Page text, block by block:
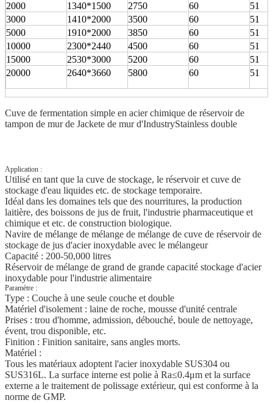
2000
1340*1500 2750 60
51
3000
1410*2000 3500 60
51
5000
1910*2000 3850 60
51
10000
2300*2440 4500 60
51
15000
2530*3000 5200 60
51
20000
2640*3660 5800 60 51
Cuve de fermentation simple en acier chimique de réservoir de
tampon de mur de Jackete de mur d'IndustryStainless double
Application :
Utilisé en tant que la cuve de stockage, le réservoir et cuve de
stockage d'eau liquides etc. de stockage temporaire.
Idéal dans les domaines tels que des nourritures, la production
laitière, des boissons de jus de fruit, l'industrie pharmaceutique et
chimique et etc. de construction biologique.
Navire de mélange de mélange de mélange de cuve de réservoir de
stockage de jus d'acier inoxydable avec le mélangeur
Capacité : 200-50,000 litres
Réservoir de mélange de grand de grande capacité stockage d'acier
inoxydable pour l'industrie alimentaire
Paramètre :
Type : Couche à une seule couche et double
Matériel d'isolement : laine de roche, mousse d'unité centrale
Prises : trou d'homme, admission, débouché, boule de nettoyage,
évent, trou disponible, etc.
Finition : Finition sanitaire, sans angles morts.
Matériel :
Tous les matériaux adoptent l'acier inoxydable SUS304 ou
SUS316L. La surface interne est polie à Ra≤0.4μm et la surface
externe a le traitement de polissage extérieur, qui est conforme à la
norme de GMP.